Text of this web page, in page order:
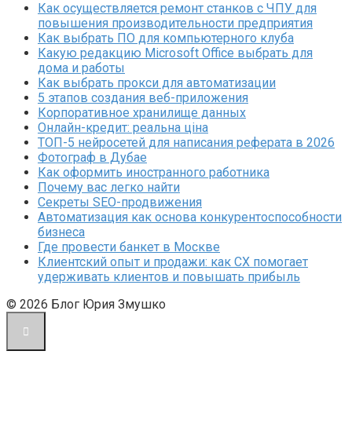
Как осуществляется ремонт станков с ЧПУ для
повышения производительности предприятия
Как выбрать ПО для компьютерного клуба
Какую редакцию Microsoft Office выбрать для
дома и работы
Как выбрать прокси для автоматизации
5 этапов создания веб-приложения
Корпоративное хранилище данных
Онлайн-кредит: реальна ціна
ТОП-5 нейросетей для написания реферата в 2026
Фотограф в Дубае
Как оформить иностранного работника
Почему вас легко найти
Секреты SEO-продвижения
Автоматизация как основа конкурентоспособности
бизнеса
Где провести банкет в Москве
Клиентский опыт и продажи: как CX помогает
удерживать клиентов и повышать прибыль
© 2026 Блог Юрия Змушко